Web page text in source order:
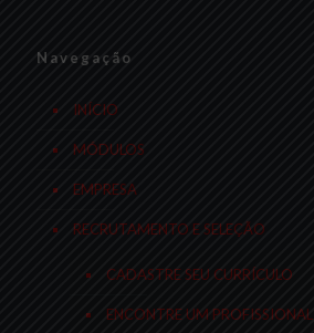
Navegação
INÍCIO
MÓDULOS
EMPRESA
RECRUTAMENTO E SELEÇÃO
CADASTRE SEU CURRÍCULO
ENCONTRE UM PROFISSIONAL